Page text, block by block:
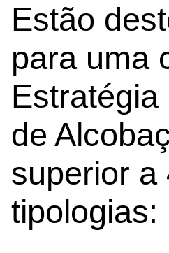
Estão
para uma
de
superior a
tipologias: